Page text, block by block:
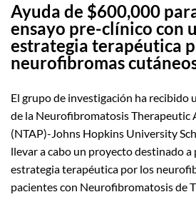
Ayuda de $600,000
ensayo pre-clínico con
estrategia terapéutica
neurofibromas
El grupo de investigación ha recibido
de la Neurofibromatosis Therapeutic
(NTAP)-Johns Hopkins University
llevar a cabo un proyecto destinado
estrategia terapéutica por los
pacientes con Neurofibromatosis de